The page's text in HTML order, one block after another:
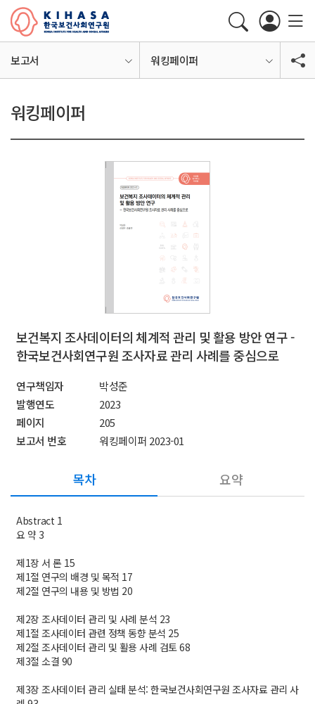
보고서 워킹페이퍼
워킹페이퍼
보건복지 조사데이터의 체계적 관리 및 활용 방안 연구 -
한국보건사회연구원 조사자료 관리 사례를 중심으로
연구책임자
박성준
발행연도
2023
페이지
205
보고서 번호
워킹페이퍼 2023-01
목차 요약
Abstract 1
요 약 3
제1장 서 론 15
제1절 연구의 배경 및 목적 17
제2절 연구의 내용 및 방법 20
제2장 조사데이터 관리 및 사례 분석 23
제1절 조사데이터 관련 정책 동향 분석 25
제2절 조사데이터 관리 및 활용 사례 검토 68
제3절 소결 90
제3장 조사데이터 관리 실태 분석: 한국보건사회연구원 조사자료 관리 사